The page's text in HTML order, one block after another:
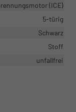
(ICE)
5-türig
Schwarz
Stoff
unfallfrei